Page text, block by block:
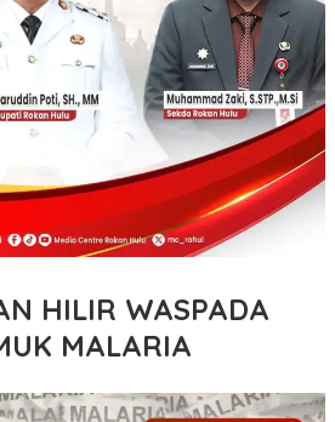
HILIR WASPADA
MALARIA